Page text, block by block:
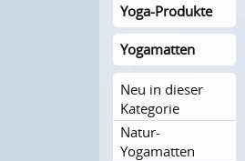
Yoga-Produkte
Yogamatten
Neu in dieser
Kategorie
Natur-
Yogamatten